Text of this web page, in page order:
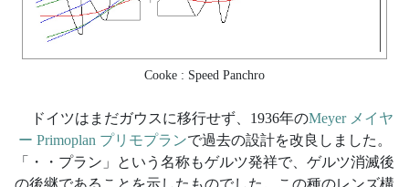
Cooke : Speed Panchro
ドイツはまだガウスに移行せず、1936年のMeyer メイヤ
ー Primoplan プリモプランで過去の設計を改良しました。
「・・プラン」という名称もゲルツ発祥で、ゲルツ消滅後
の後継であることを示したものでした。この種のレンズ構